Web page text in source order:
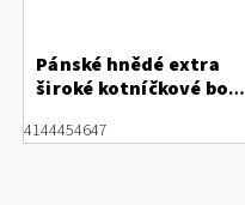
Pánské hnědé extra
široké kotníčkové boty
4144454647